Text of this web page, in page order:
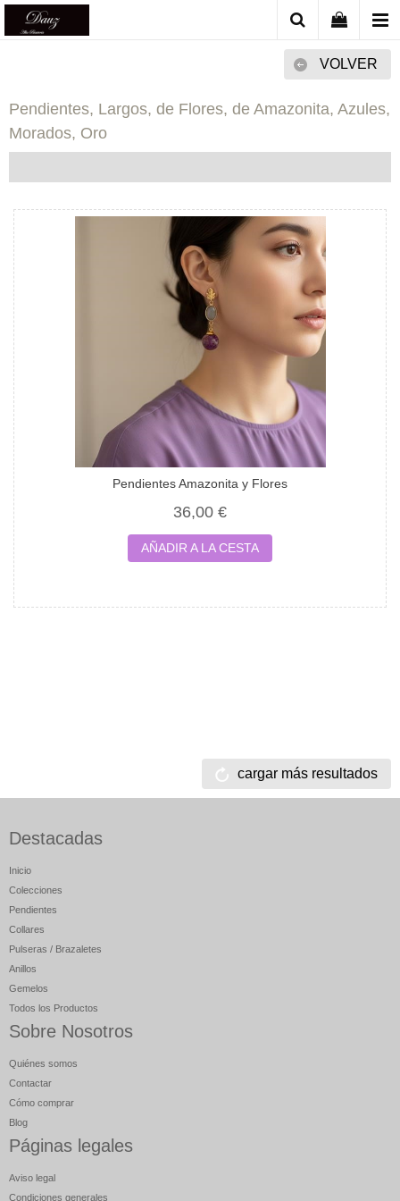
VOLVER
Pendientes, Largos, de Flores, de Amazonita, Azules,
Morados, Oro
Pendientes Amazonita y Flores
36,00 €
AÑADIR A LA CESTA
cargar más resultados
Destacadas
Inicio
Colecciones
Pendientes
Collares
Pulseras / Brazaletes
Anillos
Gemelos
Todos los Productos
Sobre Nosotros
Quiénes somos
Contactar
Cómo comprar
Blog
Páginas legales
Aviso legal
Condiciones generales